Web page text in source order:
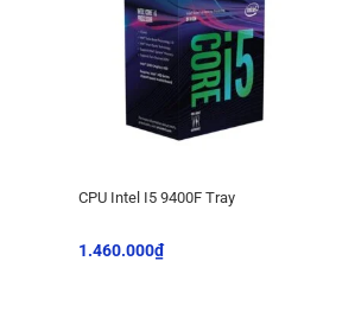
CPU Intel I5 9400F Tray
1.460.000₫